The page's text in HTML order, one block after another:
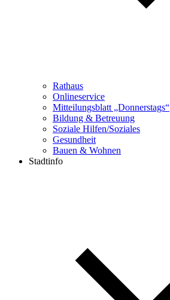
Rathaus
Onlineservice
Mitteilungsblatt „Donnerstags“
Bildung & Betreuung
Soziale Hilfen/Soziales
Gesundheit
Bauen & Wohnen
Stadtinfo